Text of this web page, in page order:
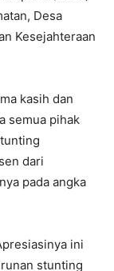
Desa
Kesejahteraan
kasih dan
semua pihak
dari
pada angka
ini
stunting